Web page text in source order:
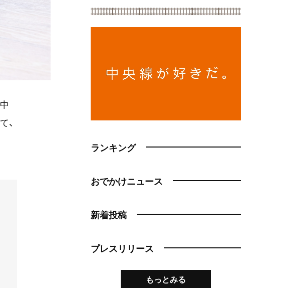
、
ランキング
おでかけニュース
新着投稿
プレスリリース
もっとみる